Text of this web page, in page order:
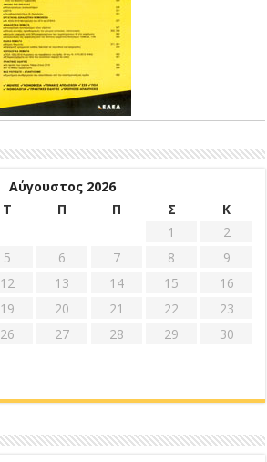
Αύγουστος 2026
Τ Π Π Σ
Κ
1
2
5 6 7 8
9
12 13 14 15
16
19 20 21 22
23
26 27 28 29
30